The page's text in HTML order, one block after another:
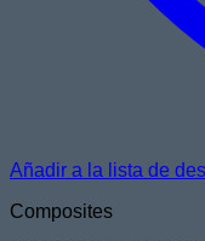
Añadir a la lista de
Composites